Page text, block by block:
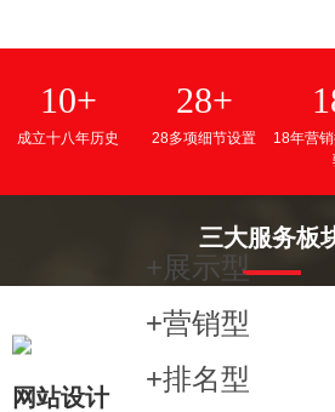
10+
成立十八年历史
28+
28多项细节设置
18年营
三大服务板
网站设计
+展示型
+营销型
+排名型